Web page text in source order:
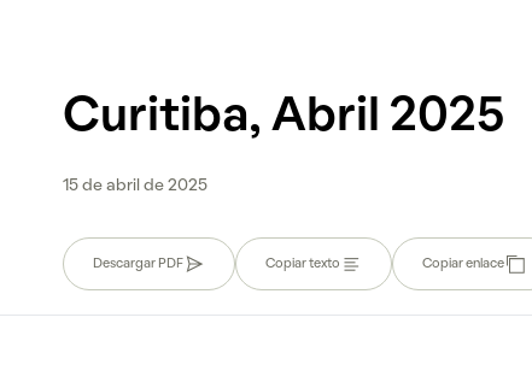
Curitiba, Abril 2025
15 de abril de 2025
Descargar PDF Copiar texto Copiar enlace